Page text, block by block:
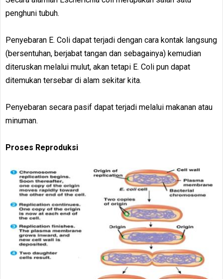
penghuni tubuh.
Penyebaran E. Coli dapat terjadi dengan cara kontak langsung
(bersentuhan, berjabat tangan dan sebagainya) kemudian
diteruskan melalui mulut, akan tetapi E. Coli pun dapat
ditemukan tersebar di alam sekitar kita.
Penyebaran secara pasif dapat terjadi melalui makanan atau
minuman.
Proses Reproduksi